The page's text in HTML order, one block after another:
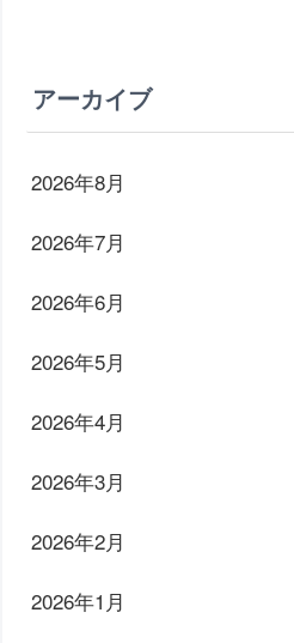
アーカイブ
2026年8月
2026年7月
2026年6月
2026年5月
2026年4月
2026年3月
2026年2月
2026年1月